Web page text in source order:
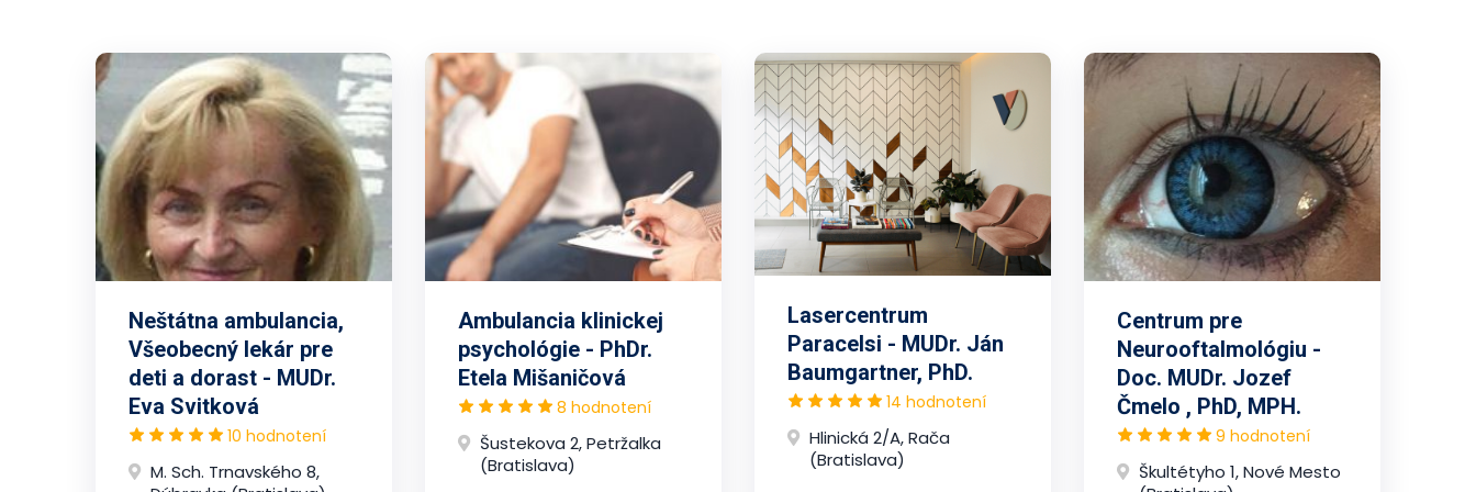
Neštátna ambulancia,
Všeobecný lekár pre
deti a dorast - MUDr.
Eva Svitková
10 hodnotení
M. Sch. Trnavského 8,
Ambulancia klinickej
psychológie - PhDr.
Etela Mišaničová
8 hodnotení
Šustekova 2, Petržalka
(Bratislava)
Lasercentrum
Paracelsi - MUDr. Ján
Baumgartner, PhD.
14 hodnotení
Hlinická 2/A, Rača
(Bratislava)
Centrum pre
Neurooftalmológiu -
Doc. MUDr. Jozef
Čmelo , PhD, MPH.
9 hodnotení
Škultétyho 1, Nové Mesto